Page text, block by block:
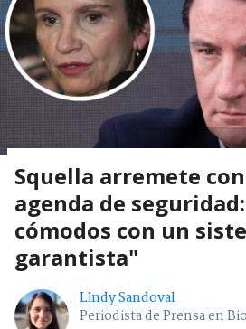
Squella arremete
agenda de
cómodos con un
garantista"
Lindy Sandoval
Periodista de Prensa en